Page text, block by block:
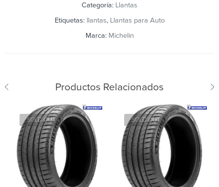
Categoría: Llantas
Etiquetas: llantas, Llantas para Auto
Marca: Michelin
Productos Relacionados
SOLD OUT SOLD OUT